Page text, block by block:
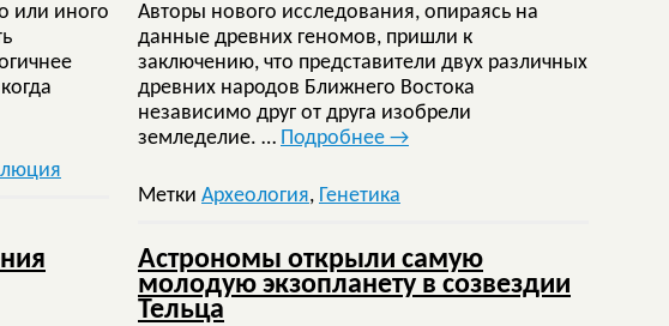
или иного
Авторы нового исследования, опираясь на
данные древних геномов, пришли к
заключению, что представители двух различных
древних народов Ближнего Востока
независимо друг от друга изобрели
земледелие. … Подробнее →
Метки Археология, Генетика
Астрономы открыли самую
молодую экзопланету в созвездии
Тельца